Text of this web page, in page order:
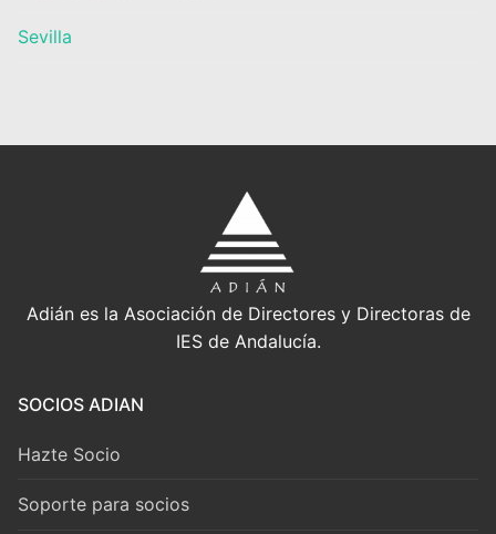
Sevilla
Adián es la Asociación de Directores y Directoras de
IES de Andalucía.
SOCIOS ADIAN
Hazte Socio
Soporte para socios